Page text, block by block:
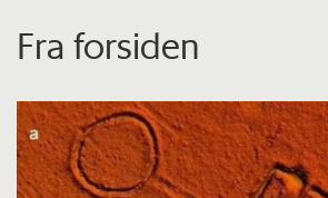
Fra forsiden